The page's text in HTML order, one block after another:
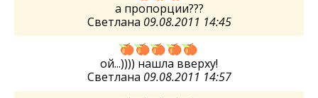
а пропорции???
Светлана 09.08.2011 14:45
ой...)))) нашла вверху!
Светлана 09.08.2011 14:57